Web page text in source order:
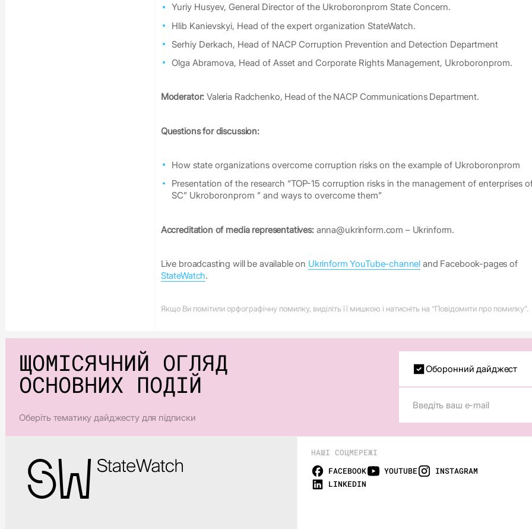
Yuriy Husyev, General Director of the Ukroboronprom State Concern.
Hlib Kanievskyi, Head of the expert organization StateWatch.
Serhiy Derkach, Head of NACP Corruption Prevention and Detection Department
Olga Abramova, Head of Asset and Corporate Rights Management, Ukroboronprom.
Moderator: Valeria Radchenko, Head of the NACP Communications Department.
Questions for discussion:
How state organizations overcome corruption risks on the example of Ukroboronprom
Presentation of the research “TOP-15 corruption risks in the management of enterprises
SC” Ukroboronprom ” and ways to overcome them”
Accreditation of media representatives:anna@ukrinform.com – Ukrinform.
Live broadcasting will be available on Ukrinform YouTube-channel and Facebook-pages of
StateWatch.
Якщо Ви помітили орфографічну помилку, виділіть її мишкою і натисніть на “Повідомити про помилку”.
ЩОМІСЯЧНИЙ ОГЛЯД
ОСНОВНИХ ПОДІЙ
Оберіть тематику дайджесту для підписки
Оборонний дайджест
НАШІ СОЦМЕРЕЖІ
FACEBOOK
YOUTUBE
INSTAGRAM
LINKEDIN